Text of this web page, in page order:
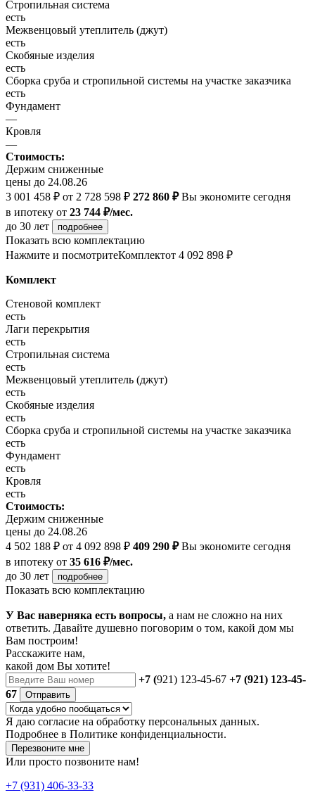
Стропильная система
есть
Межвенцовый утеплитель (джут)
есть
Скобяные изделия
есть
Сборка сруба и стропильной системы на участке заказчика
есть
Фундамент
—
Кровля
—
Стоимость:
Держим сниженные
цены до 24.08.26
3 001 458 ₽ от 2 728 598 ₽ 272 860 ₽Вы экономите сегодня
в ипотеку от 23 744 ₽/мес.
до 30 лет
подробнее
Показать всю комплектацию
Нажмите и посмотритеКомплектот 4 092 898 ₽
Комплект
Стеновой комплект
есть
Лаги перекрытия
есть
Стропильная система
есть
Межвенцовый утеплитель (джут)
есть
Скобяные изделия
есть
Сборка сруба и стропильной системы на участке заказчика
есть
Фундамент
есть
Кровля
есть
Стоимость:
Держим сниженные
цены до 24.08.26
4 502 188 ₽ от 4 092 898 ₽ 409 290 ₽Вы экономите сегодня
в ипотеку от 35 616 ₽/мес.
до 30 лет
подробнее
Показать всю комплектацию
У Вас наверняка есть вопросы, а нам не сложно на них
ответить. Давайте душевно поговорим о том, какой дом мы
Вам построим!
Расскажите нам,
какой дом Вы хотите!
+7 (921) 123-45-67 +7 (921) 123-45-
67
Отправить
Я даю согласие на обработку персональных данных.
Подробнее в Политике конфиденциальности.
Перезвоните мне
Или просто позвоните нам!
+7 (931) 406-33-33